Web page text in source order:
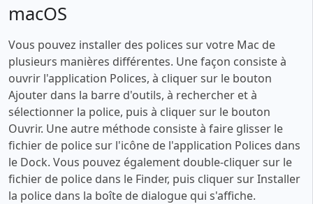
macOS
Vous pouvez installer des polices sur votre Mac de
plusieurs manières différentes. Une façon consiste à
ouvrir l'application Polices, à cliquer sur le bouton
Ajouter dans la barre d'outils, à rechercher et à
sélectionner la police, puis à cliquer sur le bouton
Ouvrir. Une autre méthode consiste à faire glisser le
fichier de police sur l'icône de l'application Polices dans
le Dock. Vous pouvez également double-cliquer sur le
fichier de police dans le Finder, puis cliquer sur Installer
la police dans la boîte de dialogue qui s'affiche.